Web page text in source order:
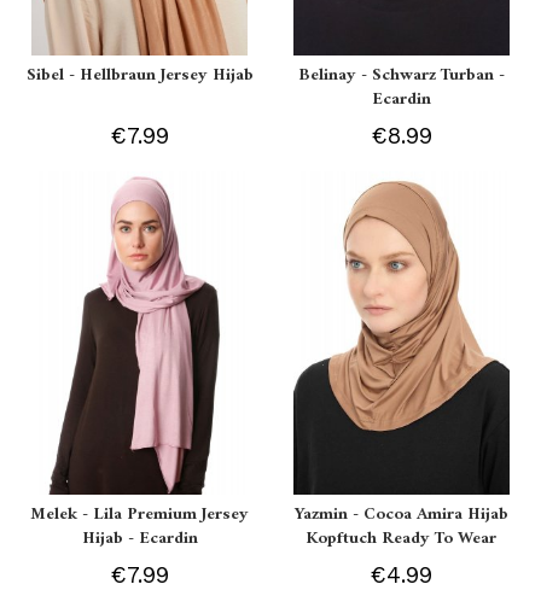
Sibel - Hellbraun Jersey Hijab
€7.99
Belinay - Schwarz Turban -
Ecardin
€8.99
Melek - Lila Premium Jersey
Hijab - Ecardin
€7.99
Yazmin - Cocoa Amira Hijab
Kopftuch Ready To Wear
€4.99